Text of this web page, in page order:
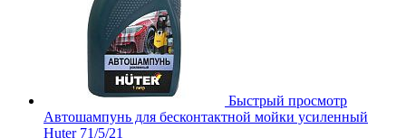
Быстрый просмотр
Автошампунь для бесконтактной мойки усиленный
Huter 71/5/21